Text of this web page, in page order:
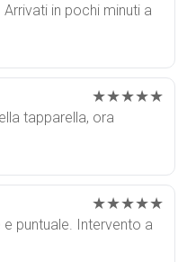
in pochi minuti a
★★★★★
tapparella, ora
★★★★★
puntuale. Intervento a